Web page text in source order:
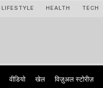
LIFESTYLE HEALTH TECH
वीडियो खेल विज़ुअल स्टोरीज़